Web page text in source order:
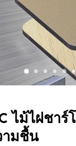
ไม้ไผ่ชา
มชื้น